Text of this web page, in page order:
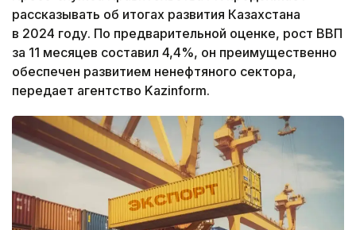
рассказывать об итогах развития Казахстана
в 2024 году. По предварительной оценке, рост ВВП
за 11 месяцев составил 4,4%, он преимущественно
обеспечен развитием ненефтяного сектора,
передает агентство Kazinform.